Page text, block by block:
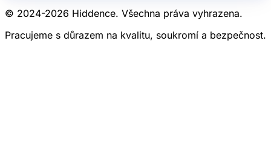
© 2024-2026 Hiddence. Všechna práva vyhrazena.
Pracujeme s důrazem na kvalitu, soukromí a bezpečnost.